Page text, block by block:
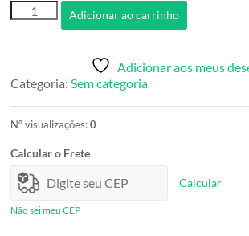
Limpa
Pisos
Adicionar ao carrinho
Adicionar aos meus
Categoria:Sem categoria
Nº visualizações:0
Calcular o Frete
Calcular
Não sei meu CEP